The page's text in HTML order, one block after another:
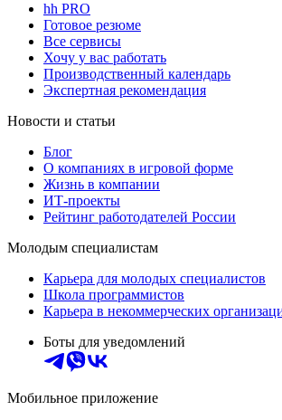
hh PRO
Готовое резюме
Все сервисы
Хочу у вас работать
Производственный календарь
Экспертная рекомендация
Новости и статьи
Блог
О компаниях в игровой форме
Жизнь в компании
ИТ-проекты
Рейтинг работодателей России
Молодым специалистам
Карьера для молодых специалистов
Школа программистов
Карьера в некоммерческих
Боты для уведомлений
Мобильное приложение